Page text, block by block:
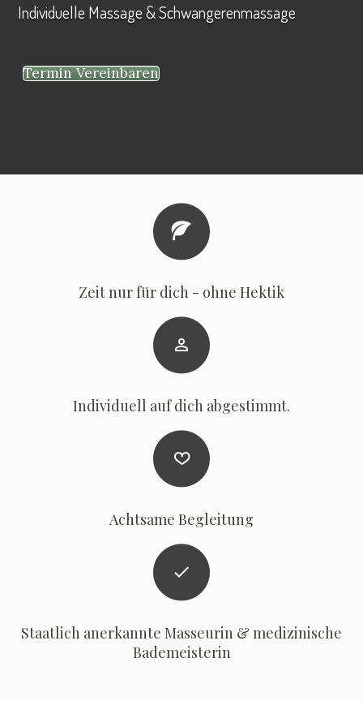
Individuelle Massage & Schwangerenmassage
Termin Vereinbaren
Zeit nur für dich - ohne Hektik
Individuell auf dich abgestimmt.
Achtsame Begleitung
Staatlich anerkannte Masseurin & medizinische
Bademeisterin